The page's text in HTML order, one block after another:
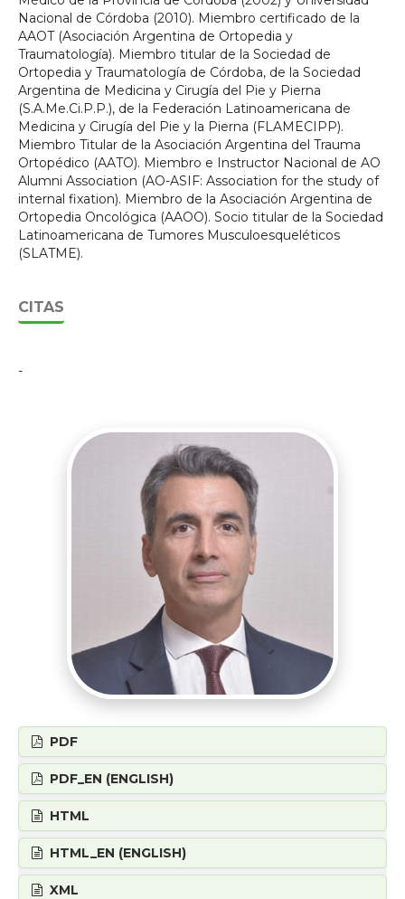
Nacional de Córdoba (2010). Miembro certificado de la
AAOT (Asociación Argentina de Ortopedia y
Traumatología). Miembro titular de la Sociedad de
Ortopedia y Traumatología de Córdoba, de la Sociedad
Argentina de Medicina y Cirugía del Pie y Pierna
(S.A.Me.Ci.P.P.), de la Federación Latinoamericana de
Medicina y Cirugía del Pie y la Pierna (FLAMECIPP).
Miembro Titular de la Asociación Argentina del Trauma
Ortopédico (AATO). Miembro e Instructor Nacional de AO
Alumni Association (AO-ASIF: Association for the study of
internal fixation). Miembro de la Asociación Argentina de
Ortopedia Oncológica (AAOO). Socio titular de la Sociedad
Latinoamericana de Tumores Musculoesqueléticos
(SLATME).
CITAS
-
PDF
PDF_EN (ENGLISH)
HTML
HTML_EN (ENGLISH)
XML